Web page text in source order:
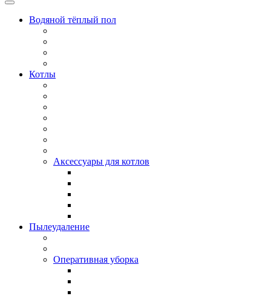
Водяной тёплый пол
Котлы
Аксессуары для котлов
Пылеудаление
Оперативная уборка